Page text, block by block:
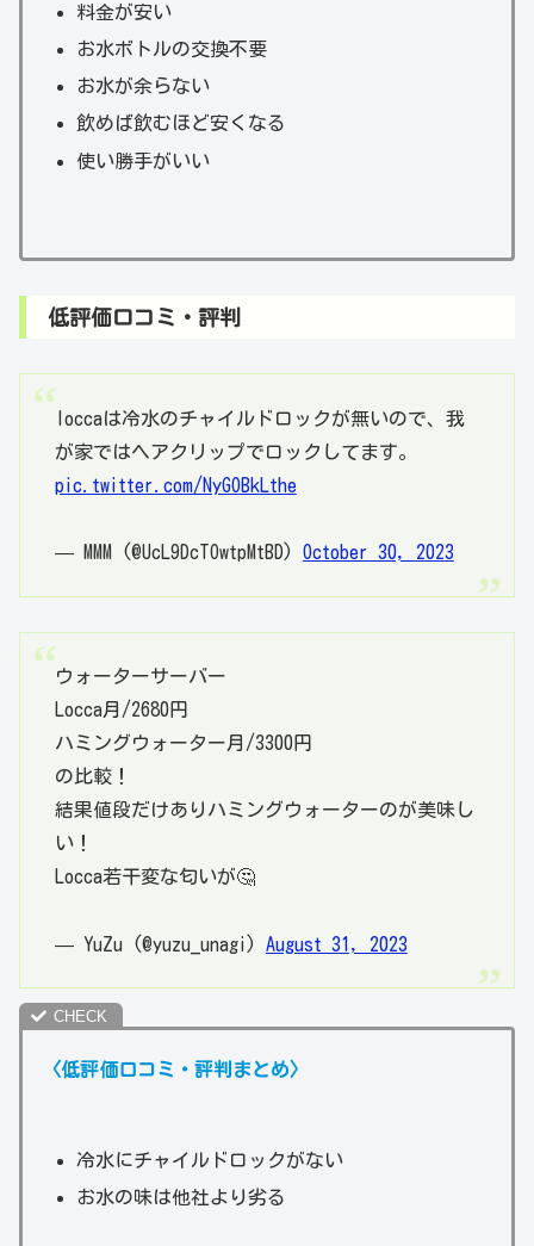
料金が安い
お水ボトルの交換不要
お水が余らない
飲めば飲むほど安くなる
使い勝手がいい
低評価口コミ・評判
loccaは冷水のチャイルドロックが無いので、我
が家ではヘアクリップでロックしてます。
pic.twitter.com/NyGOBkLthe
— MMM (@UcL9DcTOwtpMtBD) October 30, 2023
ウォーターサーバー
Locca月/2680円
ハミングウォーター月/3300円
の比較！
結果値段だけありハミングウォーターのが美味し
い！
Locca若干変な匂いが🤔
— YuZu (@yuzu_unagi) August 31, 2023
〈低評価口コミ・評判まとめ〉
冷水にチャイルドロックがない
お水の味は他社より劣る